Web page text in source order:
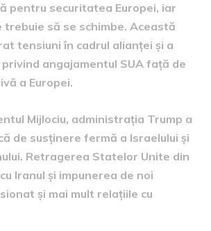
pentru securitatea Europei, iar
să se schimbe. Această
tensiuni în cadrul alianței și a
angajamentul SUA față de
a Europei.
Mijlociu, administrația Trump a
de susținere fermă a Israelului și
Retragerea Statelor Unite din
Iranul și impunerea de noi
și mai mult relațiile cu